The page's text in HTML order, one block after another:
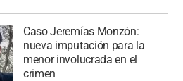
Caso Jeremías Monzón:
nueva imputación para la
menor involucrada en el
crimen